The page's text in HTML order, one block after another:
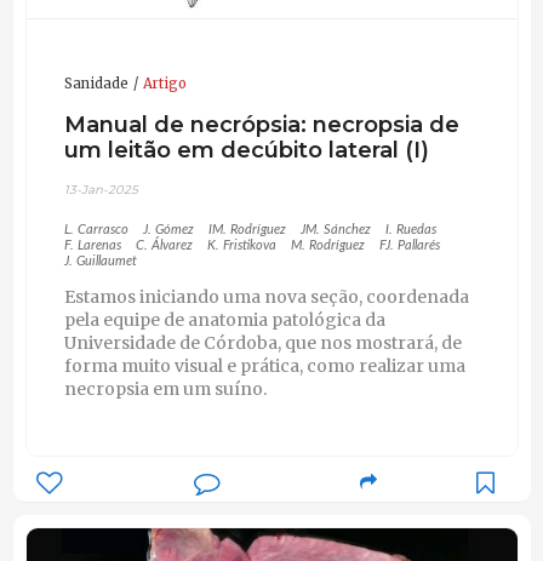
Sanidade Artigo
Manual de necrópsia: necropsia de
um leitão em decúbito lateral (I)
13-Jan-2025
L. Carrasco J. Gómez IM. Rodríguez JM. Sánchez
I. Ruedas
F. Larenas
C. Álvarez K. Fristikova M. Rodríguez
FJ. Pallarés
J. Guillaumet
Estamos iniciando uma nova seção, coordenada
pela equipe de anatomia patológica da
Universidade de Córdoba, que nos mostrará, de
forma muito visual e prática, como realizar uma
necropsia em um suíno.